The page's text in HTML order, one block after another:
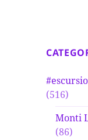
(516)
Monti
(86)